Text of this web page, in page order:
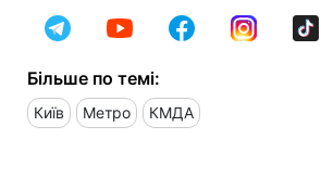
Більше по темі:
Київ Метро КМДА